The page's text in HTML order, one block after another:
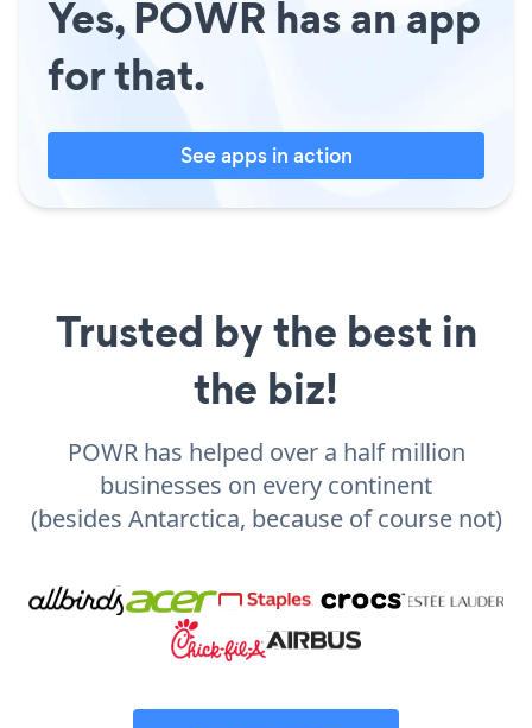
Yes, POWR has an app
for that.
See apps in action
Trusted by the best in
the biz!
POWR has helped over a half million
businesses on every continent
(besides Antarctica, because of course not)